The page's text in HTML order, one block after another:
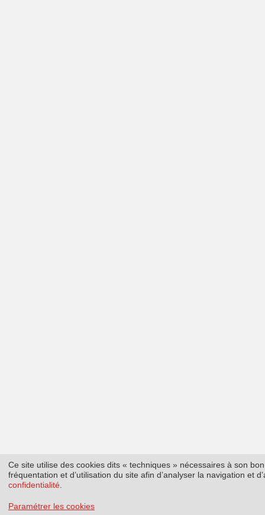
Ce site utilise des cookies dits « techniques » nécessaires à son
fréquentation et d’utilisation du site afin d’analyser la navigation et
confidentialité
Paramétrer les cookies